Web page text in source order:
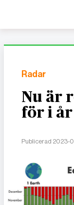
Radar
Nu är
för i år
Publicerad 2023-